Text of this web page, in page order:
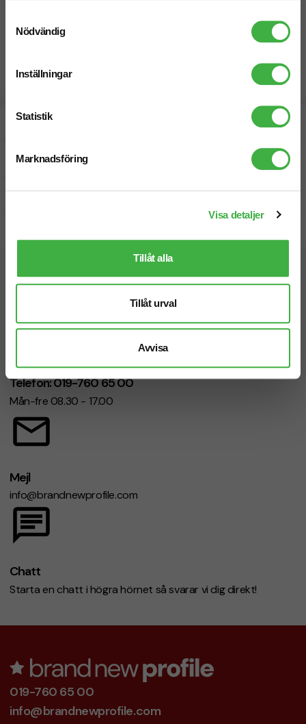
Nödvändig
Inställningar
Statistik
Marknadsföring
Visa detaljer
Tillåt alla
Tillåt urval
Avvisa
Designskiss inom 1 h
Fri offert
Prisgaranti
Vi hjälper dig gärna!
Telefon: 019-760 65 00
Mån-fre 08.30 - 17.00
Mejl
info@brandnewprofile.com
Chatt
Starta en chatt i högra hörnet så svarar vi dig direkt!
019-760 65 00
info@brandnewprofile.com